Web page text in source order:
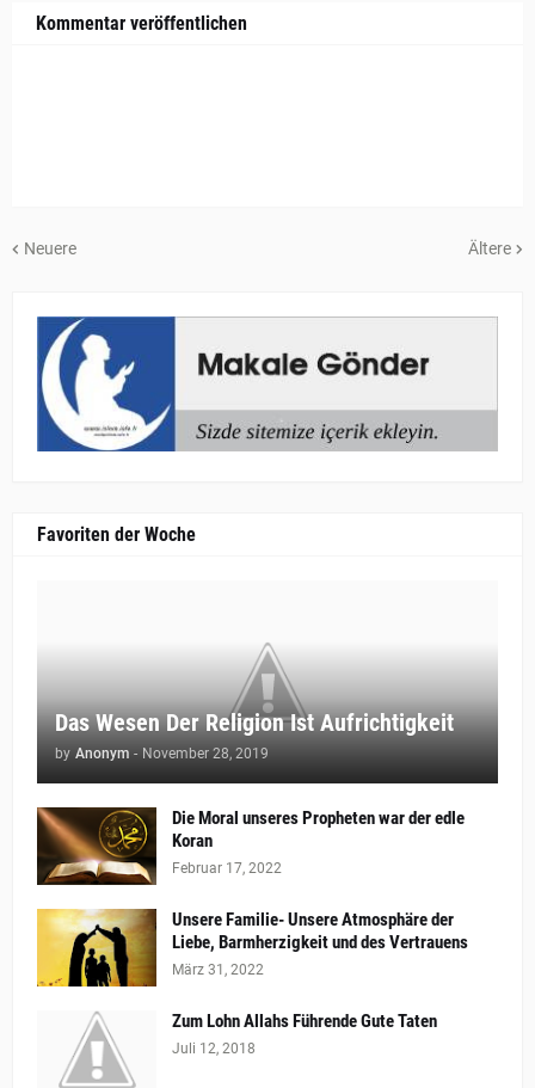
Kommentar veröffentlichen
Neuere Ältere
Favoriten der Woche
Das Wesen Der Religion Ist Aufrichtigkeit
by Anonym - November 28, 2019
Die Moral unseres Propheten war der edle
Koran
Februar 17, 2022
Unsere Familie- Unsere Atmosphäre der
Liebe, Barmherzigkeit und des Vertrauens
März 31, 2022
Zum Lohn Allahs Führende Gute Taten
Juli 12, 2018